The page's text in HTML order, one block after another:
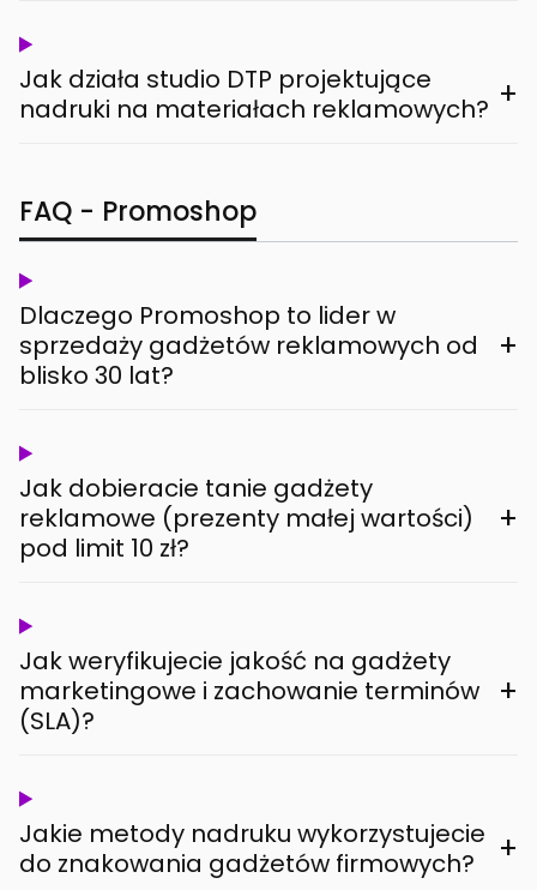
Jak działa studio DTP projektujące
nadruki na materiałach reklamowych? +
FAQ - Promoshop
Dlaczego Promoshop to lider w
sprzedaży gadżetów reklamowych od
blisko 30 lat?
+
Jak dobieracie tanie gadżety
reklamowe (prezenty małej wartości)
pod limit 10 zł?
+
Jak weryfikujecie jakość na gadżety
marketingowe i zachowanie terminów
(SLA)?
+
Jakie metody nadruku wykorzystujecie
do znakowania gadżetów firmowych?
+